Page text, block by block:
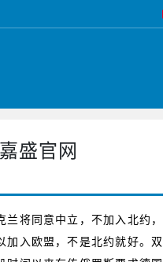
盛官网
将同意中立，不加入北约，
加入欧盟，不是北约就好。双